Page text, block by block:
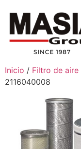
Inicio / Filtro de aire
2116040008